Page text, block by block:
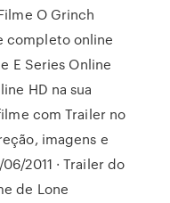
O Grinch
completo online
E Series Online
HD na sua
com Trailer no
imagens e
2011 · Trailer do
de Lone